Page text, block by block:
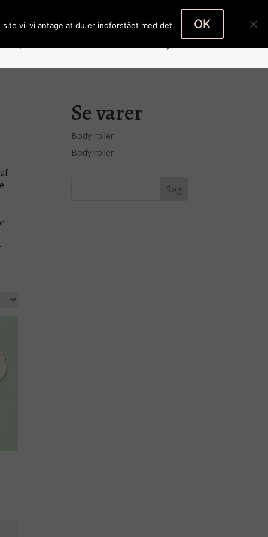
0 emner
Se varer
Body roller
Body roller
vil vi antage at du er indforstået med det. OK